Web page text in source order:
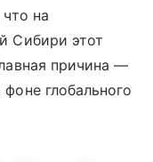
на
Сибири этот
причина —
глобального